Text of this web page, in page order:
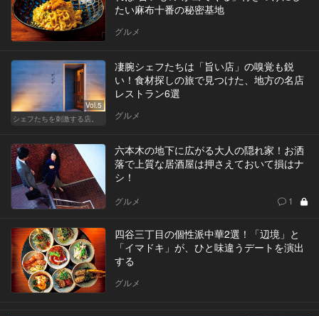
たい麻布十番の秘密基地
グルメ
Vol.5
シェフたちを刺激する店。
凄腕シェフたちは「旨い店」の嗅覚も鋭
い！食材探しの旅で見つけた、地方の名店
レストラン6選
グルメ
六本木の地下に広がる大人の隠れ家！お洒
落で上質な居酒屋は押さえておいて損はナ
シ！
グルメ 1
四谷三丁目の個性派中華2選！「辺境」と
「イマドキ」が、ひと味違うデートを演出
する
グルメ